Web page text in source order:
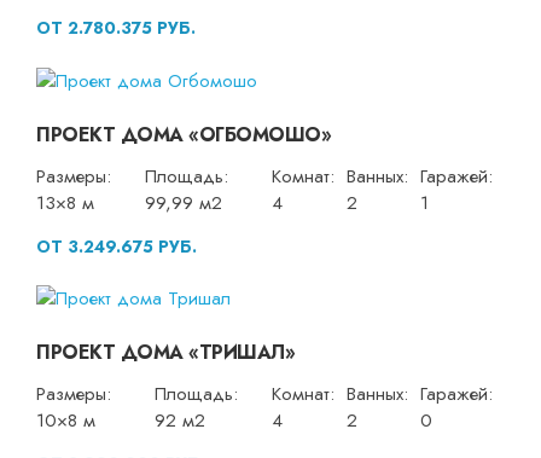
ОТ 2.780.375 РУБ.
ПРОЕКТ ДОМА «ОГБОМОШО»
Размеры:
13×8 м
Площадь:
99,99 м2
Комнат:
4
Ванных:
2
Гаражей:
1
ОТ 3.249.675 РУБ.
ПРОЕКТ ДОМА «ТРИШАЛ»
Размеры:
10×8 м
Площадь:
92 м2
Комнат:
4
Ванных:
2
Гаражей:
0